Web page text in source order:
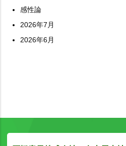
感性論
2026年7月
2026年6月